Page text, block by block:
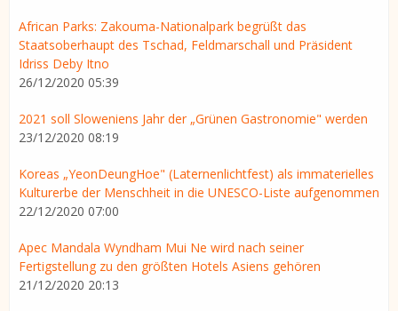
African Parks: Zakouma-Nationalpark begrüßt das
Staatsoberhaupt des Tschad, Feldmarschall und Präsident
Idriss Deby Itno
26/12/2020 05:39
2021 soll Sloweniens Jahr der „Grünen Gastronomie" werden
23/12/2020 08:19
Koreas „YeonDeungHoe" (Laternenlichtfest) als immaterielles
Kulturerbe der Menschheit in die UNESCO-Liste aufgenommen
22/12/2020 07:00
Apec Mandala Wyndham Mui Ne wird nach seiner
Fertigstellung zu den größten Hotels Asiens gehören
21/12/2020 20:13